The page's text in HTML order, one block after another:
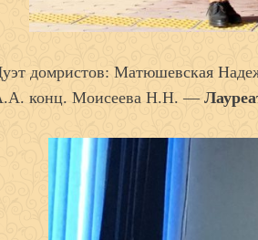
домристов: Матюшевская
конц. Моисеева Н.Н. —